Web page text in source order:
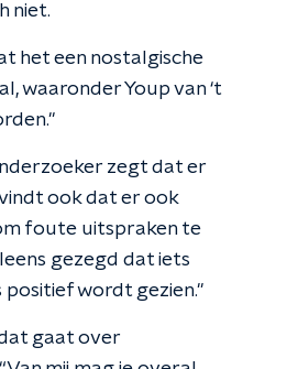
niet.
het een nostalgische
waaronder Youp van ‘t
zegt dat er
ook dat er ook
foute uitspraken te
gezegd dat iets
positief wordt gezien."
gaat over